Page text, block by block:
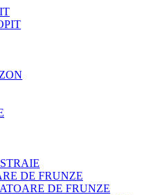
DE FRUNZE
DE FRUNZE